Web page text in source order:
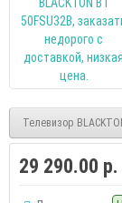
Телевизор
29 290.00 р.